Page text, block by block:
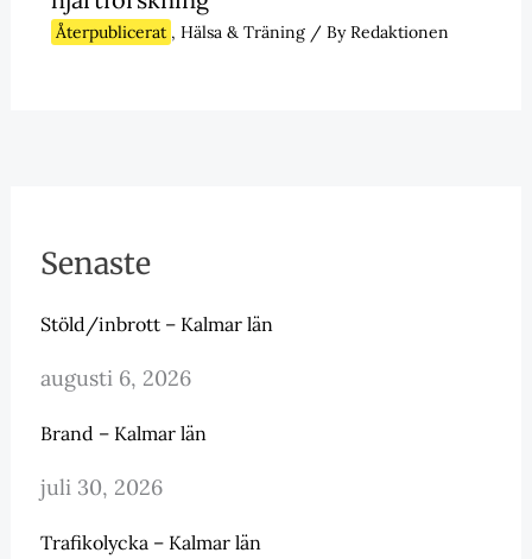
Återpublicerat , Hälsa & Träning/ ByRedaktionen
Senaste
Stöld/inbrott – Kalmar län
augusti 6, 2026
Brand – Kalmar län
juli 30, 2026
Trafikolycka – Kalmar län